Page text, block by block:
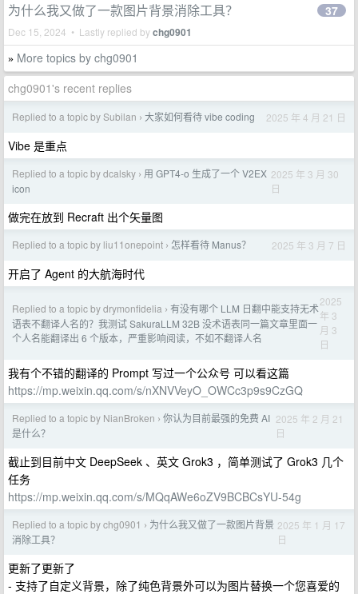
为什么我又做了一款图片背景消除工具？
Dec 15, 2024 • Lastly replied bychg0901
37
» More topics by chg0901
chg0901's recent replies
Replied to a topic by Subilan › 大家如何看待 vibe coding 2025 年 4 月 21 日
Vibe 是重点
Replied to a topic by dcalsky › 用 GPT4-o 生成了一个 V2EX
icon
2025 年 3 月 30
日
做完在放到 Recraft 出个矢量图
Replied to a topic by liu11onepoint › 怎样看待 Manus？ 2025 年 3 月 7 日
开启了 Agent 的大航海时代
Replied to a topic by drymonfidelia › 有没有哪个 LLM 日翻中能支持无术
语表不翻译人名的？我测试 SakuraLLM 32B 没术语表同一篇文章里面一
个人名能翻译出 6 个版本，严重影响阅读，不如不翻译人名
2025
年 3
月 3
日
我有个不错的翻译的 Prompt 写过一个公众号 可以看这篇
https://mp.weixin.qq.com/s/nXNVVeyO_OWCc3p9s9CzGQ
Replied to a topic by NianBroken › 你认为目前最强的免费 AI
是什么？
2025 年 2 月 21
日
截止到目前中文 DeepSeek 、英文 Grok3 ，简单测试了 Grok3 几个
任务
https://mp.weixin.qq.com/s/MQqAWe6oZV9BCBCsYU-54g
Replied to a topic by chg0901 › 为什么我又做了一款图片背景
消除工具？
2025 年 1 月 17
日
更新了更新了
- 支持了自定义背景，除了纯色背景外可以为图片替换一个您喜爱的